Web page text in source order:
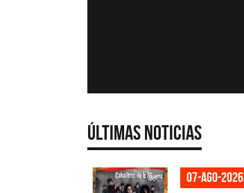
Últimas Noticias
07-ago-2026